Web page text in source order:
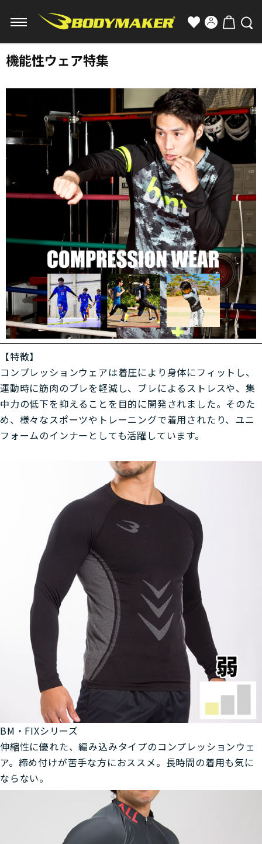
機能性ウェア特集
【特徴】
コンプレッションウェアは着圧により身体にフィットし、
運動時に筋肉のブレを軽減し、ブレによるストレスや、集
中力の低下を抑えることを目的に開発されました。そのた
め、様々なスポーツやトレーニングで着用されたり、ユニ
フォームのインナーとしても活躍しています。
BM・FIXシリーズ
伸縮性に優れた、編み込みタイプのコンプレッションウェ
ア。締め付けが苦手な方におススメ。長時間の着用も気に
ならない。